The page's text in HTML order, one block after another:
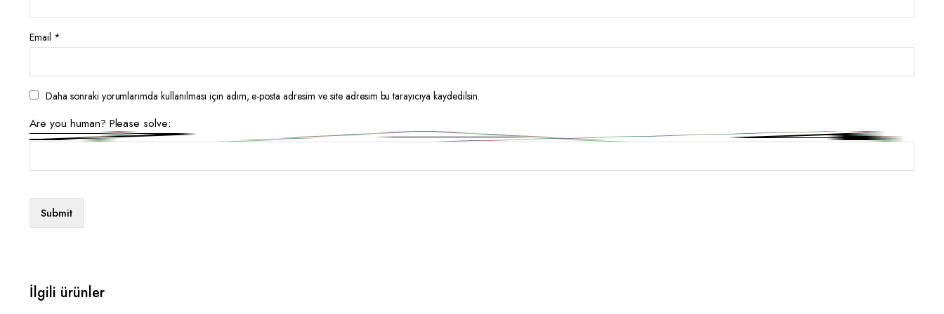
Email *
Daha sonraki yorumlarımda kullanılması için adım, e-posta adresim ve site adresim bu tarayıcıya kaydedilsin.
Are you human? Please solve:
İlgili ürünler